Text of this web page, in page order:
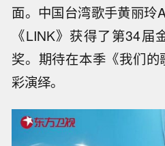
面。中国台湾歌手黄丽玲
《LINK》获得了第34届
奖。期待在本季《我们
彩演绎。